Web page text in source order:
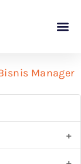
Manager